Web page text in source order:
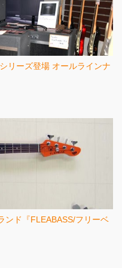
リーズ登場 オールラインナ
ンド『FLEABASS/フリーベ